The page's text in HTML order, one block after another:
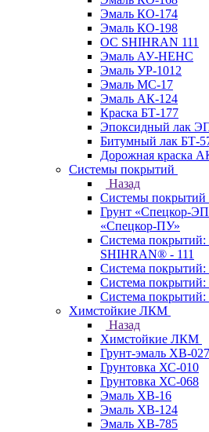
Эмаль КО-174
Эмаль КО-198
ОС SHIHRAN 111
Эмаль АУ-НЕНС
Эмаль УР-1012
Эмаль МС-17
Эмаль АК-124
Краска БТ-177
Эпоксидный лак
Битумный лак БТ-
Дорожная краска
Системы покрытий
Назад
Системы покрытий
Грунт «Спецкор-
«Спецкор-ПУ»
Система
SHIHRAN® - 111
Система
Система
Система
Химстойкие ЛКМ
Назад
Химстойкие ЛКМ
Грунт-эмаль ХВ-
Грунтовка ХС-010
Грунтовка ХС-068
Эмаль ХВ-16
Эмаль ХВ-124
Эмаль ХВ-785